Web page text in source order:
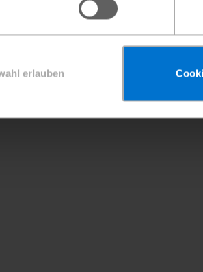
erlauben
Mit den
Patenkindes profitieren. Das schafft
Sie sich von unserem Konzept.